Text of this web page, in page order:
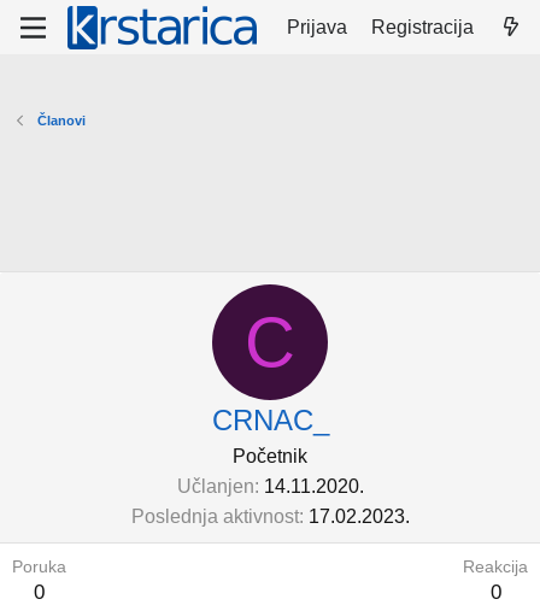
Prijava Registracija
Članovi
C
CRNAC_
Početnik
Učlanjen 14.11.2020.
Poslednja aktivnost 17.02.2023.
Poruka
0
Reakcija
0